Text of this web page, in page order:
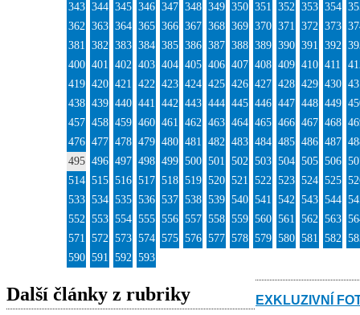
343 344 345 346 347 348 349 350 351 352 353 354
362 363 364 365 366 367 368 369 370 371 372 373
381 382 383 384 385 386 387 388 389 390 391 392
400 401 402 403 404 405 406 407 408 409 410 411
419 420 421 422 423 424 425 426 427 428 429 430
438 439 440 441 442 443 444 445 446 447 448 449
457 458 459 460 461 462 463 464 465 466 467 468
476 477 478 479 480 481 482 483 484 485 486 487
495 496 497 498 499 500 501 502 503 504 505 506
514 515 516 517 518 519 520 521 522 523 524 525
533 534 535 536 537 538 539 540 541 542 543 544
552 553 554 555 556 557 558 559 560 561 562 563
571 572 573 574 575 576 577 578 579 580 581 582
590 591 592 593
Další články z rubriky EXKLUZIVNÍ